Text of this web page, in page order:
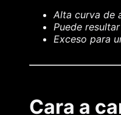
Alta curva de
Puede
Exceso para
Cara a